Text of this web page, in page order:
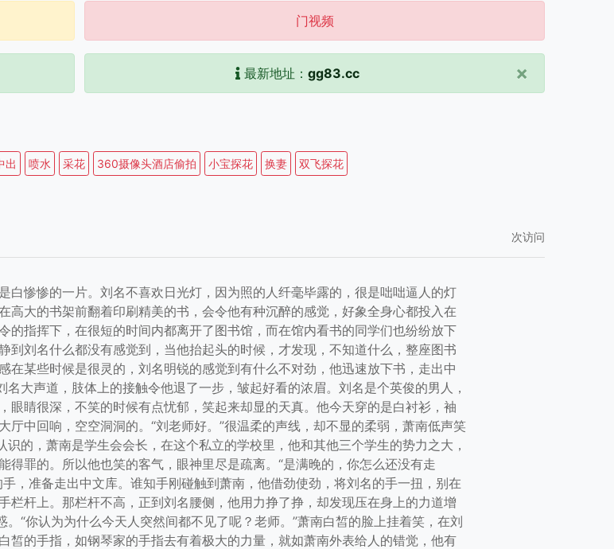
门视频
最新地址： gg83.cc ×
出 喷水 采花 360摄像头酒店偷拍 小宝探花 换妻 双飞探花
次访问
惨惨的一片。刘名不喜欢日光灯，因为照的人纤毫毕露的，很是咄咄逼人的灯
高大的书架前翻着印刷精美的书，会令他有种沉醉的感觉，好象全身心都投入在
的指挥下，在很短的时间内都离开了图书馆，而在馆内看书的同学们也纷纷放下
到刘名什么都没有感觉到，当他抬起头的时候，才发现，不知道什么，整座图书
在某些时候是很灵的，刘名明锐的感觉到有什么不对劲，他迅速放下书，走出中
大声道，肢体上的接触令他退了一步，皱起好看的浓眉。刘名是个英俊的男人，
眼睛很深，不笑的时候有点忧郁，笑起来却显的天真。他今天穿的是白衬衫，袖
中回响，空空洞洞的。“刘老师好。”很温柔的声线，却不显的柔弱，萧南低声笑
的，萧南是学生会会长，在这个私立的学校里，他和其他三个学生的势力之大，
罪的。所以他也笑的客气，眼神里尽是疏离。“是满晚的，你怎么还没有走
，准备走出中文库。谁知手刚碰触到萧南，他借劲使劲，将刘名的手一扭，别在
栏杆上。那栏杆不高，正到刘名腰侧，他用力挣了挣，却发现压在身上的力道增
“你认为为什么今天人突然间都不见了呢？老师。”萧南白皙的脸上挂着笑，在刘
皙的手指，如钢琴家的手指去有着极大的力量，就如萧南外表给人的错觉，他有